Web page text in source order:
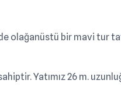
olağanüstü bir mavi tur
Yatımız 26 m.